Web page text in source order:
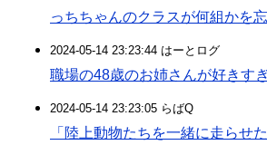
っちちゃんのクラスが何組かを
2024-05-14 23:23:44 はーとログ
職場の48歳のお姉さんが好きす
2024-05-14 23:23:05 らばQ
「陸上動物たちを一緒に走らせ